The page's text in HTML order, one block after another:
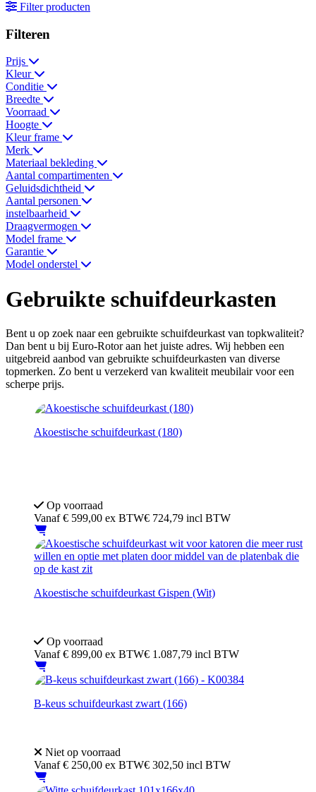
Filter producten
Filteren
Prijs
Kleur
Conditie
Breedte
Voorraad
Hoogte
Kleur frame
Merk
Materiaal bekleding
Aantal compartimenten
Geluidsdichtheid
Aantal personen
instelbaarheid
Draagvermogen
Model frame
Garantie
Model onderstel
Gebruikte schuifdeurkasten
Bent u op zoek naar een gebruikte schuifdeurkast van topkwaliteit?
Dan bent u bij Euro-Rotor aan het juiste adres. Wij hebben een
uitgebreid aanbod van gebruikte schuifdeurkasten van diverse
topmerken. Zo bent u verzekerd van kwaliteit meubilair voor een
scherpe prijs.
Akoestische schuifdeurkast (180)
Op voorraad
Vanaf€ 599,00 ex BTW€ 724,79 incl BTW
Akoestische schuifdeurkast Gispen (Wit)
Op voorraad
Vanaf€ 899,00 ex BTW€ 1.087,79 incl BTW
B-keus schuifdeurkast zwart (166)
Niet op voorraad
Vanaf€ 250,00 ex BTW€ 302,50 incl BTW